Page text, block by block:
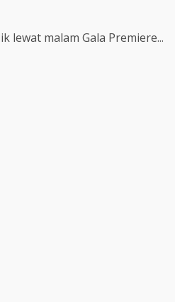
lewat malam Gala Premiere...